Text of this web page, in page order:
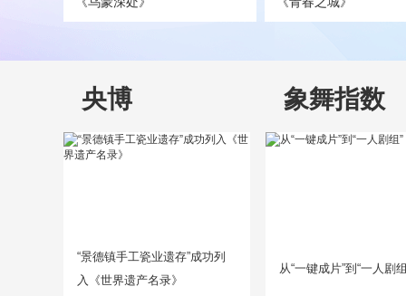
央博
“景德镇手工瓷业遗存”成功列
入《世界遗产名录》
象舞指数
从“一键成片”到“一人剧